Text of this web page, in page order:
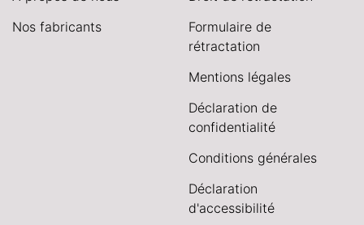
Nos fabricants
Formulaire de
rétractation
Mentions légales
Déclaration de
confidentialité
Conditions générales
Déclaration
d'accessibilité